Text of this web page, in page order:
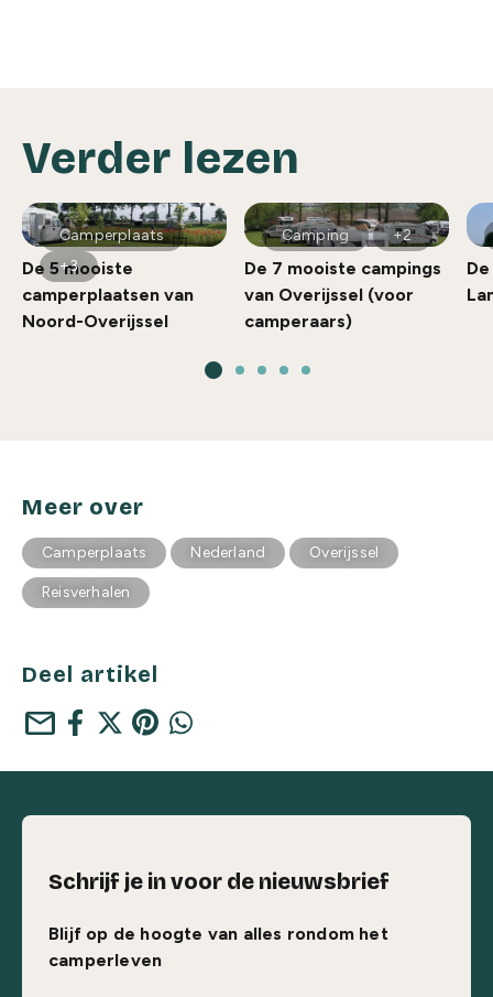
Verder lezen
Camperplaats
+3
De 5 mooiste
camperplaatsen van
Noord-Overijssel
Camping +2
De 7 mooiste campings
van Overijssel (voor
camperaars)
Meer over
Camperplaats Nederland Overijssel
Reisverhalen
Deel artikel
mail
Schrijf je in voor de nieuwsbrief
Blijf op de hoogte van alles rondom het
camperleven